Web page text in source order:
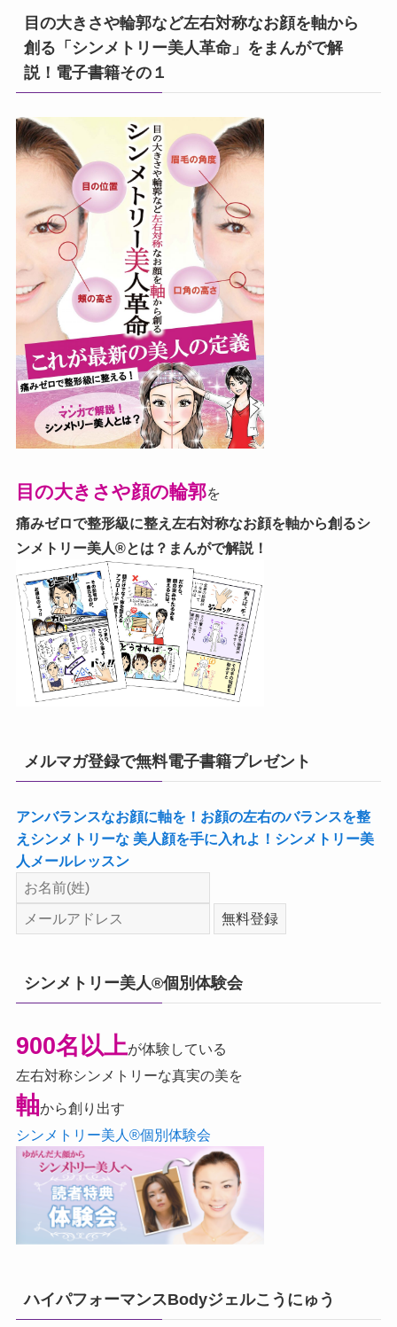
目の大きさや輪郭など左右対称なお顔を軸から
創る「シンメトリー美人革命」をまんがで解
説！電子書籍その１
目の大きさや顔の輪郭を
痛みゼロで整形級に整え左右対称なお顔を軸から創るシ
ンメトリー美人®とは？まんがで解説！
メルマガ登録で無料電子書籍プレゼント
アンバランスなお顔に軸を！お顔の左右のバランスを整
えシンメトリーな 美人顔を手に入れよ！シンメトリー美
人メールレッスン
シンメトリー美人®個別体験会
900名以上が体験している
左右対称シンメトリーな真実の美を
軸から創り出す
シンメトリー美人®個別体験会
ハイパフォーマンスBodyジェルこうにゅう